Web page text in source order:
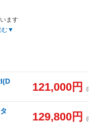
ます
む▼
121,000円
129,800円